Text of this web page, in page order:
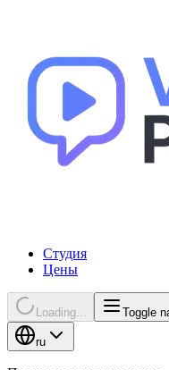
Студия
Цены
Loading... Toggle
ru